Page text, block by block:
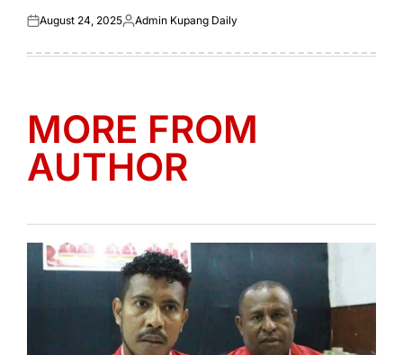
Posted
August 24, 2025Posted
Admin Kupang Daily
MORE FROM
AUTHOR